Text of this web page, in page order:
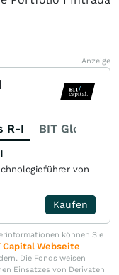
Anzeige
R-I BIT Global
von
Kaufen
können Sie
Capital Webseite
Die Fonds weisen
Einsatzes von Derivaten